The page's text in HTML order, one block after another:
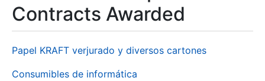
Contracts Awarded
Papel KRAFT verjurado y diversos cartones
Consumibles de informática